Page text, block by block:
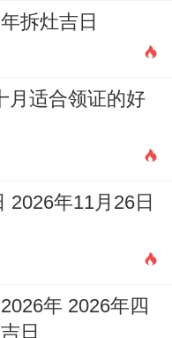
拆灶吉日
月适合领证的好
2026年11月26日
年 2026年四
日